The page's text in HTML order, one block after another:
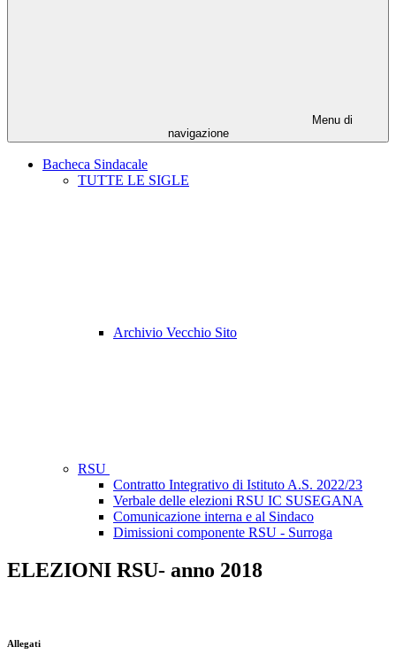
Menu di
navigazione
Bacheca Sindacale
TUTTE LE SIGLE
Archivio Vecchio Sito
RSU
Contratto Integrativo di Istituto A.S. 2022/23
Verbale delle elezioni RSU IC SUSEGANA
Comunicazione interna e al Sindaco
Dimissioni componente RSU - Surroga
ELEZIONI RSU- anno 2018
Allegati